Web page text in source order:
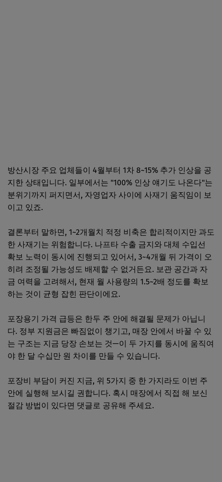
방산시장 주요 업체들이 4월부터 1차 8~15% 추가 인상을 공
지한 상태입니다. 일부에서는 "100% 인상 얘기도 나온다"는
분위기까지 퍼지면서, 자영업자 사이에 사재기 움직임이 보
이고 있죠.
결론부터 말하면, 1~2개월치 적정 비축은 합리적이지만 과도
한 사재기는 위험합니다. 나프타 수출 금지와 대체 수입선
확보 노력이 동시에 진행되고 있어서, 3~4개월 뒤 가격이 오
히려 조정될 가능성도 배제할 수 없거든요. 보관 공간과 자
금 여력을 고려해서, 현재 월 사용량의 1.5~2배 정도를 확보
하는 것이 균형 잡힌 판단이에요.
포장용기 가격 급등은 한두 주 안에 해결될 문제가 아닙니
다. 정부 지원금은 빠짐없이 챙기고, 매장 안에서 바꿀 수 있
는 구조는 지금 당장 손보는 것—이 두 가지를 동시에 움직여
야 한 달 수십만 원 차이를 만들 수 있습니다.
포장비 부담이 커진 지금, 위 5가지 중 한 가지라도 이번 주
안에 실행해 보시길 권합니다. 혹시 매장에서 직접 해 보신
절감 방법이 있다면 댓글로 공유해 주세요.